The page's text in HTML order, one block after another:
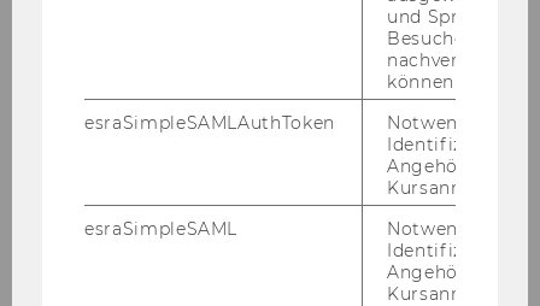
Der Ein­gang "B" kurz vor dem zwei­ten Sky­
und
Besuchers
nachverfolgen
können.
esraSimpleSAMLAuthToken
Notwendig zur
Identifizierung
Angehörige/r für
Kursanmeldung.
esraSimpleSAML
Notwendig zur
Identifizierung
Angehörige/r für
Kursanmeldung.